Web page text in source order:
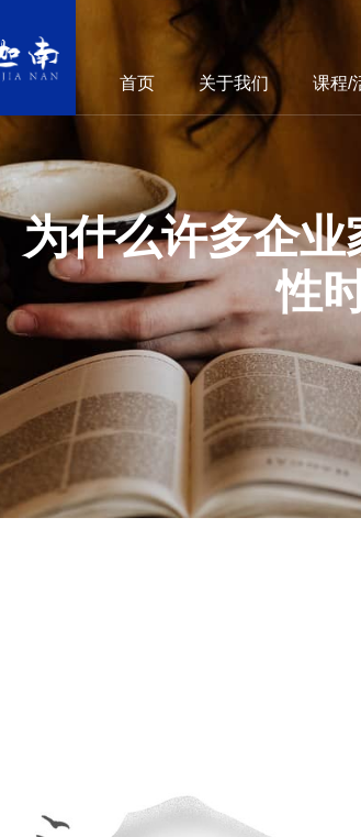
首页 关于我们 课程/
为什么许多企
性